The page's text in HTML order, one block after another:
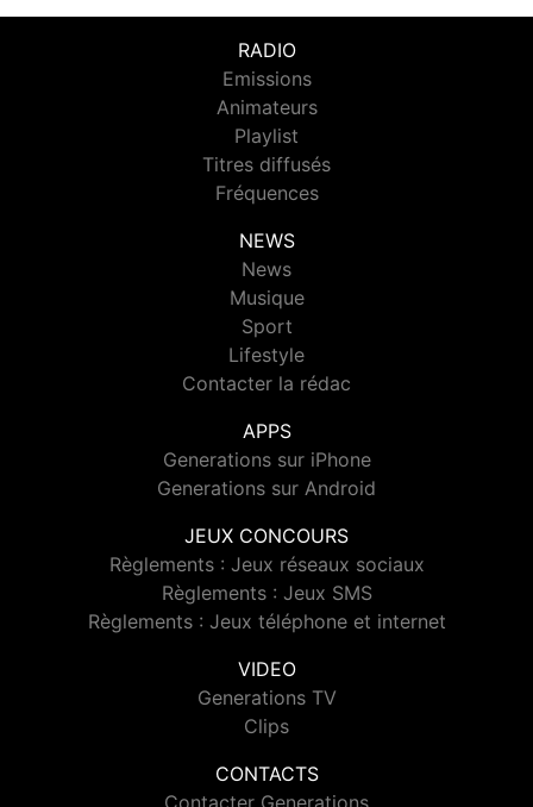
RADIO
Emissions
Animateurs
Playlist
Titres diffusés
Fréquences
NEWS
News
Musique
Sport
Lifestyle
Contacter la rédac
APPS
Generations sur iPhone
Generations sur Android
JEUX CONCOURS
Règlements : Jeux réseaux sociaux
Règlements : Jeux SMS
Règlements : Jeux téléphone et internet
VIDEO
Generations TV
Clips
CONTACTS